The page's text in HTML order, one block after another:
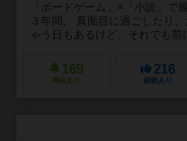
「ボードゲーム」×「小説」で
３年間。 真面目に過ごしたり
ゃう日もあるけど、それでも前
169
興味あり
216
経験あり